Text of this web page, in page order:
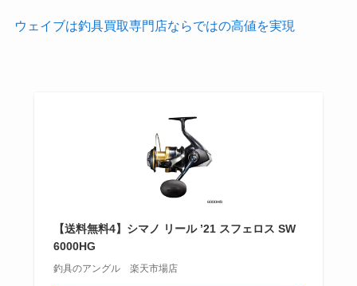
ウェイブは釣具買取専門店ならではの高値を実現
【送料無料4】シマノ リール ’21 スフェロス SW
6000HG
釣具のアングル 楽天市場店